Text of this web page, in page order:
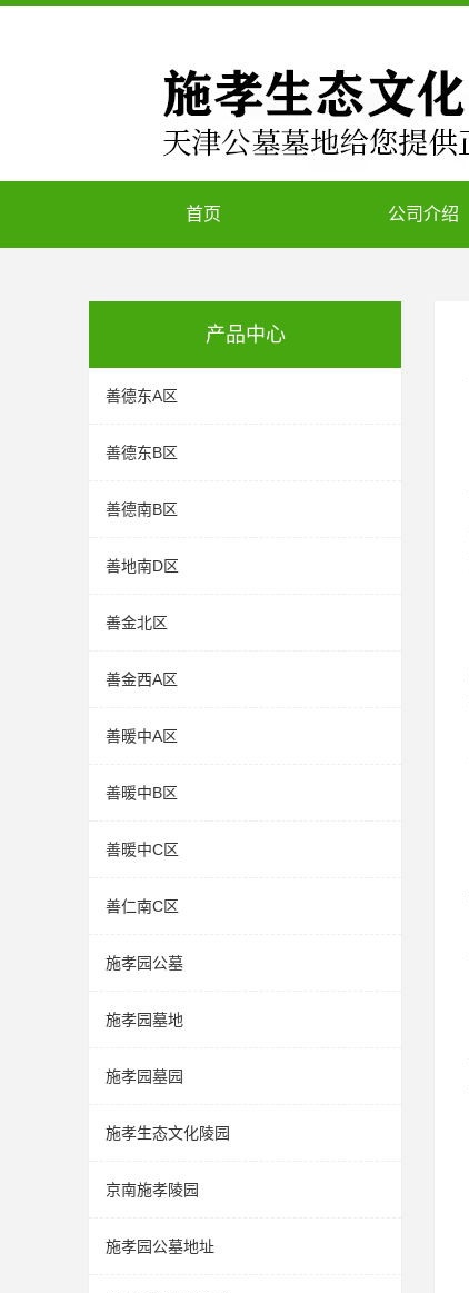
首页 公司介绍
产品中心
善德东A区
善德东B区
善德南B区
善地南D区
善金北区
善金西A区
善暖中A区
善暖中B区
善暖中C区
善仁南C区
施孝园公墓
施孝园墓地
施孝园墓园
施孝生态文化陵园
京南施孝陵园
施孝园公墓地址